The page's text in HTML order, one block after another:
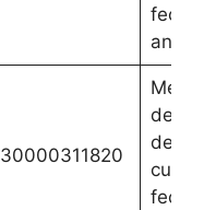
fecha
30000311820
del 2
de
fecha